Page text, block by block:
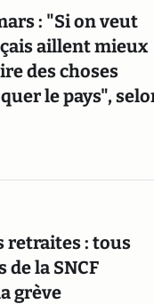
: "Si on veut
aillent mieux
des choses
le pays",
retraites : tous
de la SNCF
grève